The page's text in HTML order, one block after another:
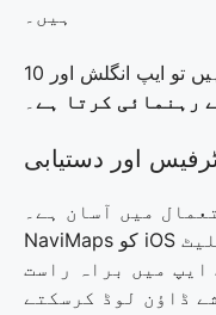
ہیں۔
جب آپ ایپ آف لائن استعمال کرتے ہیں تو ایپ انگلش اور 10
رہنمائی کرتا ہے۔
اور دستیابی
میں آسان ہے۔
NaviMaps کو iOS اور اینڈرائیڈ دونوں پلیٹ
ایپ میں براہ راست
ڈاؤن لوڈ کرسکتے